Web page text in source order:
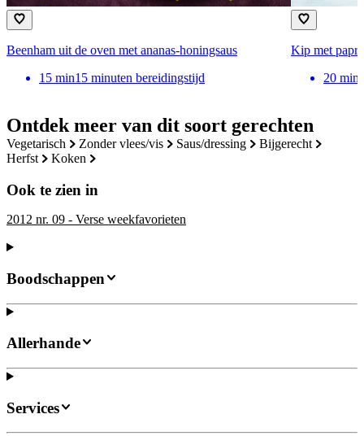
Ontdek meer van dit soort gerechten
vegetarisch zonder vlees/vis saus/dressing
bijgerecht
herfst
koken
Ook te zien in
2012 nr. 09 - Verse weekfavorieten
Beenham uit de oven met ananas-honingsaus
15 min15 minuten bereidingstijd
Kip met
20 min
Boodschappen
Allerhande
Services